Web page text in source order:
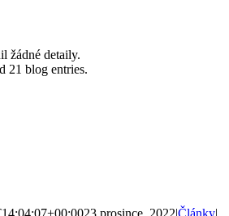
žádné detaily.
21 blog entries.
23 prosince, 2022|Články|